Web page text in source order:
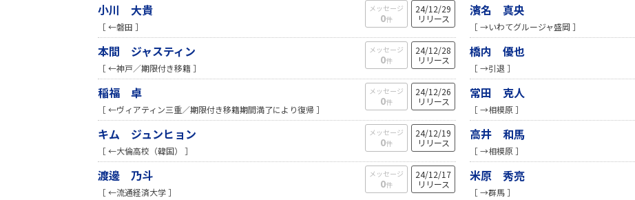
小川 大貴
［ ←磐田 ］
メッセージ
0件
24/12/29
リリース
本間 ジャスティン
［ ←神戸／期限付き移籍 ］
メッセージ
0件
24/12/28
リリース
稲福 卓
［ ←ヴィアティン三重／期限付き移籍期間満了により復帰 ］
メッセージ
0件
24/12/26
リリース
キム ジュンヒョン
［ ←大倫高校（韓国） ］
メッセージ
0件
24/12/19
リリース
渡邊 乃斗
［ ←流通経済大学 ］
メッセージ
0件
24/12/17
リリース
濱名 真央
［ →いわてグルージャ盛岡 ］
橋内 優也
［ →引退 ］
常田 克人
［ →相模原 ］
高井 和馬
［ →相模原 ］
米原 秀亮
［ →群馬 ］